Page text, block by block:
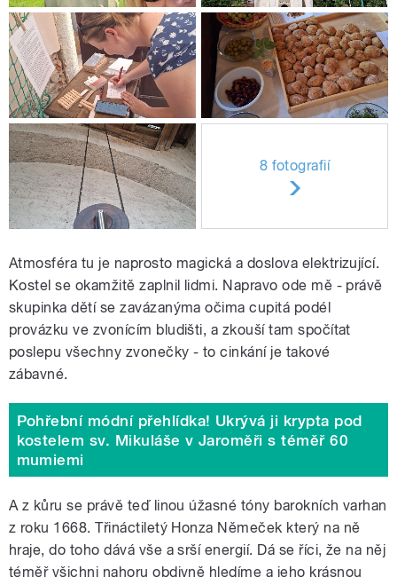
8 fotografií
Atmosféra tu je naprosto magická a doslova elektrizující.
Kostel se okamžitě zaplnil lidmi. Napravo ode mě - právě
skupinka dětí se zavázanýma očima cupitá podél
provázku ve zvonícím bludišti, a zkouší tam spočítat
poslepu všechny zvonečky - to cinkání je takové
zábavné.
Pohřební módní přehlídka! Ukrývá ji krypta pod
kostelem sv. Mikuláše v Jaroměři s téměř 60
mumiemi
A z kůru se právě teď linou úžasné tóny barokních varhan
z roku 1668. Třináctiletý Honza Němeček který na ně
hraje, do toho dává vše a srší energií. Dá se říci, že na něj
téměř všichni nahoru obdivně hledíme a jeho krásnou